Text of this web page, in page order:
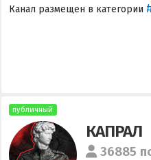
Канал размещен в категории
публичный
КАПРАЛ
36885